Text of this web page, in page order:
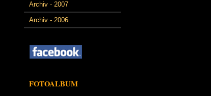
Archiv - 2007
Archiv - 2006
FOTOALBUM